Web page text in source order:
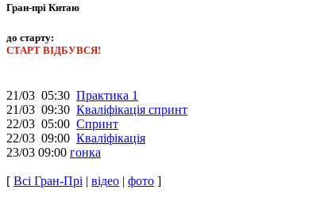
Гран-прі Китаю
до старту:
СТАРТ ВІДБУВСЯ!
21/03 05:30 Практика 1
21/03 09:30 Кваліфікація спринт
22/03 05:00 Спринт
22/03 09:00 Кваліфікація
23/03 09:00 гонка
[ Всі Гран-Прі | відео | фото ]